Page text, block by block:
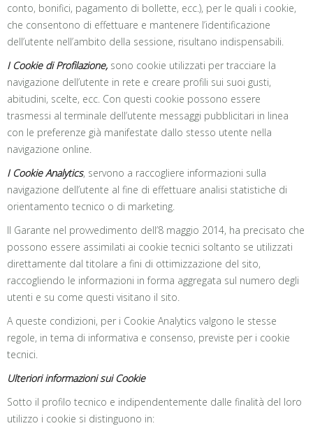
conto, bonifici, pagamento di bollette, ecc.), per le quali i cookie,
che consentono di effettuare e mantenere l’identificazione
dell’utente nell’ambito della sessione, risultano indispensabili.
I Cookie di Profilazione, sono cookie utilizzati per tracciare la
navigazione dell’utente in rete e creare profili sui suoi gusti,
abitudini, scelte, ecc. Con questi cookie possono essere
trasmessi al terminale dell’utente messaggi pubblicitari in linea
con le preferenze già manifestate dallo stesso utente nella
navigazione online.
I Cookie Analytics, servono a raccogliere informazioni sulla
navigazione dell’utente al fine di effettuare analisi statistiche di
orientamento tecnico o di marketing.
Il Garante nel provvedimento dell’8 maggio 2014, ha precisato che
possono essere assimilati ai cookie tecnici soltanto se utilizzati
direttamente dal titolare a fini di ottimizzazione del sito,
raccogliendo le informazioni in forma aggregata sul numero degli
utenti e su come questi visitano il sito.
A queste condizioni, per i Cookie Analytics valgono le stesse
regole, in tema di informativa e consenso, previste per i cookie
tecnici.
Ulteriori informazioni sui Cookie
Sotto il profilo tecnico e indipendentemente dalle finalità del loro
utilizzo i cookie si distinguono in: